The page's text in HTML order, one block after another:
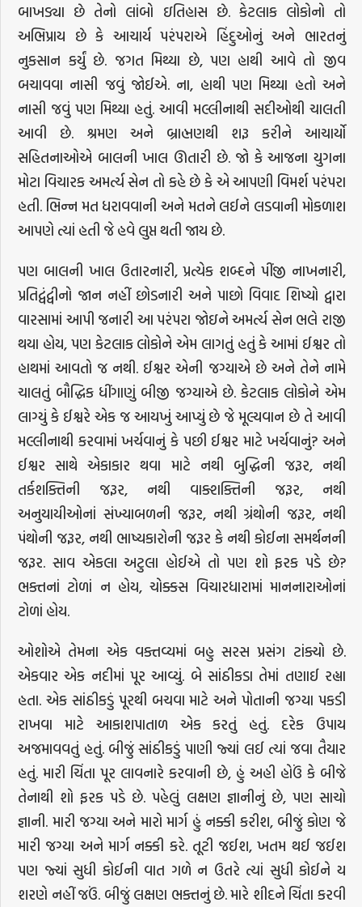
બાખડ્યા છે તેનો લાંબો ઇતિહાસ છે. કેટલાક લોકોનો તો
અભિપ્રાય છે કે આચાર્ય પરંપરાએ હિંદુઓનું અને ભારતનું
નુકસાન કર્યું છે. જગત મિથ્યા છે, પણ હાથી આવે તો જીવ
બચાવવા નાસી જવું જોઈએ. ના, હાથી પણ મિથ્યા હતો અને
નાસી જવું પણ મિથ્યા હતું. આવી મલ્લીનાથી સદીઓથી ચાલતી
આવી છે. શ્રમણ અને બ્રાહ્મણથી શરૂ કરીને આચાર્યો
સહિતનાઓએ બાલની ખાલ ઊતારી છે. જો કે આજના યુગના
મોટા વિચારક અમર્ત્ય સેન તો કહે છે કે એ આપણી વિમર્શ પરંપરા
હતી. ભિન્ન મત ધરાવવાની અને મતને લઈને લડવાની મોકળાશ
આપણે ત્યાં હતી જે હવે લુપ્ત થતી જાય છે.
પણ બાલની ખાલ ઉતારનારી, પ્રત્યેક શબ્દને પીંજી નાખનારી,
પ્રતિદ્વંદ્વીનો જાન નહીં છોડનારી અને પાછો વિવાદ શિષ્યો દ્વારા
વારસામાં આપી જનારી આ પરંપરા જોઇને અમર્ત્ય સેન ભલે રાજી
થયા હોય, પણ કેટલાક લોકોને એમ લાગતું હતું કે આમાં ઈશ્વર તો
હાથમાં આવતો જ નથી. ઈશ્વર એની જગ્યાએ છે અને તેને નામે
ચાલતું બૌદ્ધિક ધીંગાણું બીજી જગ્યાએ છે. કેટલાક લોકોને એમ
લાગ્યું કે ઈશ્વરે એક જ આયખું આપ્યું છે જે મૂલ્યવાન છે તે આવી
મલ્લીનાથી કરવામાં ખર્ચવાનું કે પછી ઈશ્વર માટે ખર્ચવાનું? અને
ઈશ્વર સાથે એકાકાર થવા માટે નથી બુદ્ધિની જરૂર, નથી
તર્કશક્તિની જરૂર, નથી વાક્શક્તિની જરૂર, નથી
અનુયાયીઓનાં સંખ્યાબળની જરૂર, નથી ગ્રંથોની જરૂર, નથી
પંથોની જરૂર, નથી ભાષ્યકારોની જરૂર કે નથી કોઈના સમર્થનની
જરૂર. સાવ એકલા અટુલા હોઈએ તો પણ શો ફરક પડે છે?
ભક્તનાં ટોળાં ન હોય, ચોક્કસ વિચારધારામાં માનનારાઓનાં
ટોળાં હોય.
ઓશોએ તેમના એક વક્તવ્યમાં બહુ સરસ પ્રસંગ ટાંક્યો છે.
એકવાર એક નદીમાં પૂર આવ્યું. બે સાંઠીકડા તેમાં તણાઈ રહ્યા
હતા. એક સાંઠીકડું પૂરથી બચવા માટે અને પોતાની જગ્યા પકડી
રાખવા માટે આકાશપાતાળ એક કરતું હતું. દરેક ઉપાય
અજમાવવતું હતું. બીજું સાંઠીકડું પાણી જ્યાં લઈ ત્યાં જવા તૈયાર
હતું. મારી ચિંતા પૂર લાવનારે કરવાની છે, હું અહી હોઉં કે બીજે
તેનાથી શો ફરક પડે છે. પહેલું લક્ષણ જ્ઞાનીનું છે, પણ સાચો
જ્ઞાની. મારી જગ્યા અને મારો માર્ગ હું નક્કી કરીશ, બીજું કોણ જે
મારી જગ્યા અને માર્ગ નક્કી કરે. તૂટી જઈશ, ખતમ થઈ જઈશ
પણ જ્યાં સુધી કોઈની વાત ગળે ન ઉતરે ત્યાં સુધી કોઈને ય
શરણે નહીં જઉં. બીજું લક્ષણ ભક્તનું છે. મારે શીદને ચિંતા કરવી